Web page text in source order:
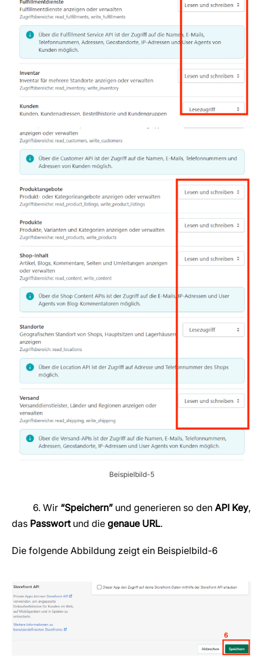
Beispielbild-5
6. Wir “Speichern” und generieren so den API Key,
das Passwort und die genaue URL.
Die folgende Abbildung zeigt ein Beispielbild-6